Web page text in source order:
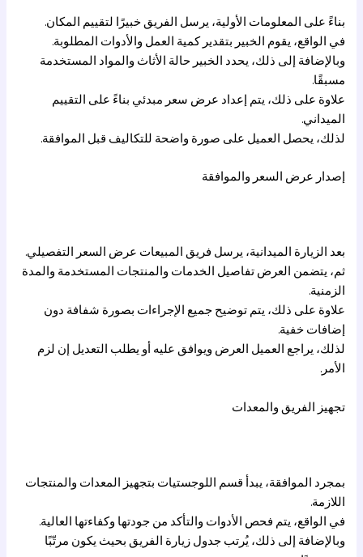
بناءً على المعلومات الأولية، يرسل الفريق خبيرًا لتقييم المكان.
في الواقع، يقوم الخبير بتقدير كمية العمل والأدوات المطلوبة.
وبالإضافة إلى ذلك، يحدد الخبير حالة الأثاث والمواد المستخدمة
مسبقًا.
علاوة على ذلك، يتم إعداد عرض سعر مبدئي بناءً على التقييم
الميداني.
لذلك، يحصل العميل على صورة واضحة للتكاليف قبل الموافقة.
إصدار عرض السعر والموافقة
بعد الزيارة الميدانية، يرسل فريق المبيعات عرض السعر التفصيلي.
ثم، يتضمن العرض تفاصيل الخدمات والمنتجات المستخدمة والمدة
الزمنية.
علاوة على ذلك، يتم توضيح جميع الإجراءات بصورة شفافة دون
إضافات خفية.
لذلك، يراجع العميل العرض ويوافق عليه أو يطلب التعديل إن لزم
الأمر.
تجهيز الفريق والمعدات
بمجرد الموافقة، يبدأ قسم اللوجستيات بتجهيز المعدات والمنتجات
اللازمة.
في الواقع، يتم فحص الأدوات والتأكد من جودتها وكفاءتها العالية.
وبالإضافة إلى ذلك، يُرتب جدول زيارة الفريق بحيث يكون مرتّبًا